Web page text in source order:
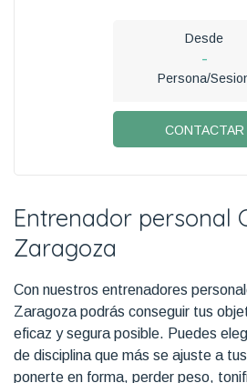
Desde
-
Persona/
CONTACTAR
Entrenador personal
Zaragoza
Con nuestros entrenadores
Zaragoza podrás conseguir tus
eficaz y segura posible. Puedes
de disciplina que más se ajuste a
ponerte en forma, perder peso,